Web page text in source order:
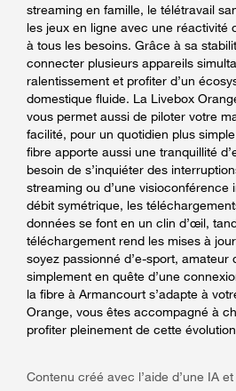
streaming en famille, le télétravail
les jeux en ligne avec une réactivité
à tous les besoins. Grâce à sa
connecter plusieurs appareils
ralentissement et profiter d’un
domestique fluide. La Livebox
vous permet aussi de piloter votre
facilité, pour un quotidien plus
fibre apporte aussi une tranquillité
besoin de s’inquiéter des
streaming ou d’une visioconférence
débit symétrique, les
données se font en un clin d’œil,
téléchargement rend les mises à
soyez passionné d’e-sport, amateur
simplement en quête d’une
la fibre à Armancourt s’adapte à
Orange, vous êtes accompagné à
profiter pleinement de cette
Contenu créé avec l’aide d’une IA